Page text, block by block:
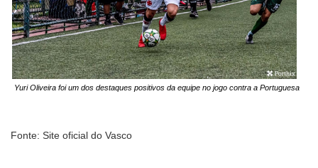
Yuri Oliveira foi um dos destaques positivos da equipe no jogo contra a Portuguesa
Fonte: Site oficial do Vasco